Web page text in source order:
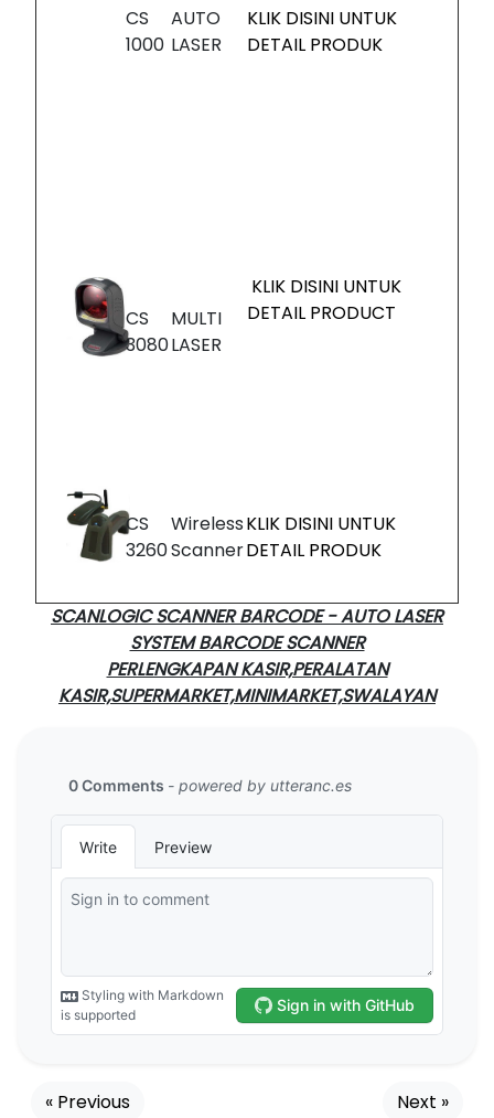
CS
1000
AUTO
LASER
KLIK DISINI UNTUK
DETAIL PRODUK
CS
3080
MULTI
LASER
KLIK DISINI UNTUK
DETAIL PRODUCT
CS
3260
Wireless
Scanner
KLIK DISINI UNTUK
DETAIL PRODUK
SCANLOGIC SCANNER BARCODE - AUTO LASER
SYSTEM BARCODE SCANNER
PERLENGKAPAN KASIR,PERALATAN
KASIR,SUPERMARKET,MINIMARKET,SWALAYAN
« Previous Next »